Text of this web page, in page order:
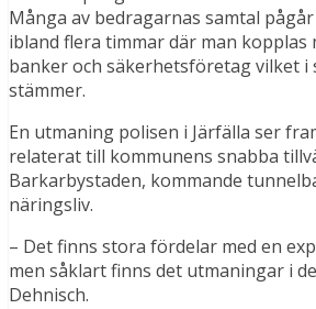
Många av bedragarnas samtal
ibland flera timmar där man kopplas
banker och säkerhetsföretag vilket i
stämmer.
En utmaning polisen i Järfälla ser
relaterat till kommunens snabba
Barkarbystaden, kommande
näringsliv.
– Det finns stora fördelar med en
men såklart finns det utmaningar i
Dehnisch.